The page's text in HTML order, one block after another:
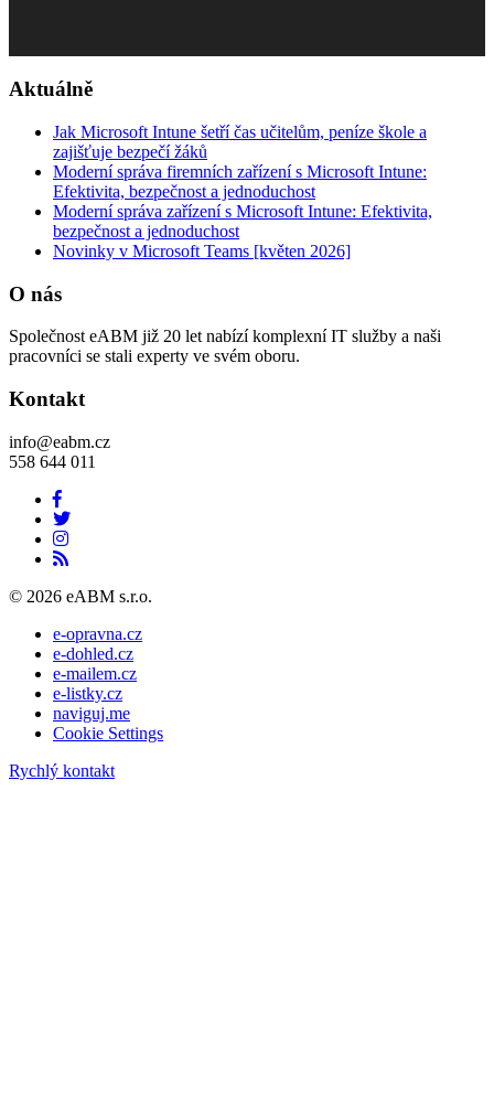
Aktuálně
Jak Microsoft Intune šetří čas učitelům, peníze škole a
zajišťuje bezpečí žáků
Moderní správa firemních zařízení s Microsoft Intune:
Efektivita, bezpečnost a jednoduchost
Moderní správa zařízení s Microsoft Intune: Efektivita,
bezpečnost a jednoduchost
Novinky v Microsoft Teams [květen 2026]
O nás
Společnost eABM již 20 let nabízí komplexní IT služby a naši
pracovníci se stali experty ve svém oboru.
Kontakt
info@eabm.cz
558 644 011
© 2026 eABM s.r.o.
e-opravna.cz
e-dohled.cz
e-mailem.cz
e-listky.cz
naviguj.me
Cookie Settings
Rychlý kontakt